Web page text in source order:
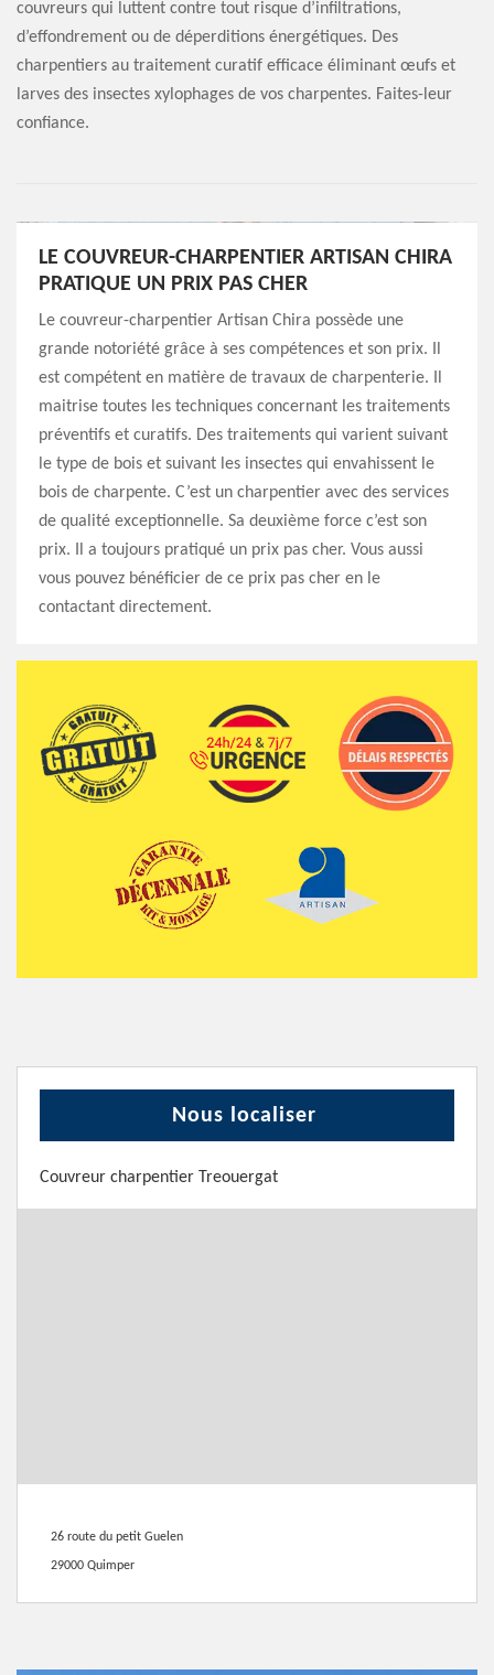
couvreurs qui luttent contre tout risque d’infiltrations,
d’effondrement ou de déperditions énergétiques. Des
charpentiers au traitement curatif efficace éliminant œufs et
larves des insectes xylophages de vos charpentes. Faites-leur
confiance.
LE COUVREUR-CHARPENTIER ARTISAN CHIRA
PRATIQUE UN PRIX PAS CHER
Le couvreur-charpentier Artisan Chira possède une
grande notoriété grâce à ses compétences et son prix. Il
est compétent en matière de travaux de charpenterie. Il
maitrise toutes les techniques concernant les traitements
préventifs et curatifs. Des traitements qui varient suivant
le type de bois et suivant les insectes qui envahissent le
bois de charpente. C’est un charpentier avec des services
de qualité exceptionnelle. Sa deuxième force c’est son
prix. Il a toujours pratiqué un prix pas cher. Vous aussi
vous pouvez bénéficier de ce prix pas cher en le
contactant directement.
Nous localiser
Couvreur charpentier Treouergat
26 route du petit Guelen
29000 Quimper